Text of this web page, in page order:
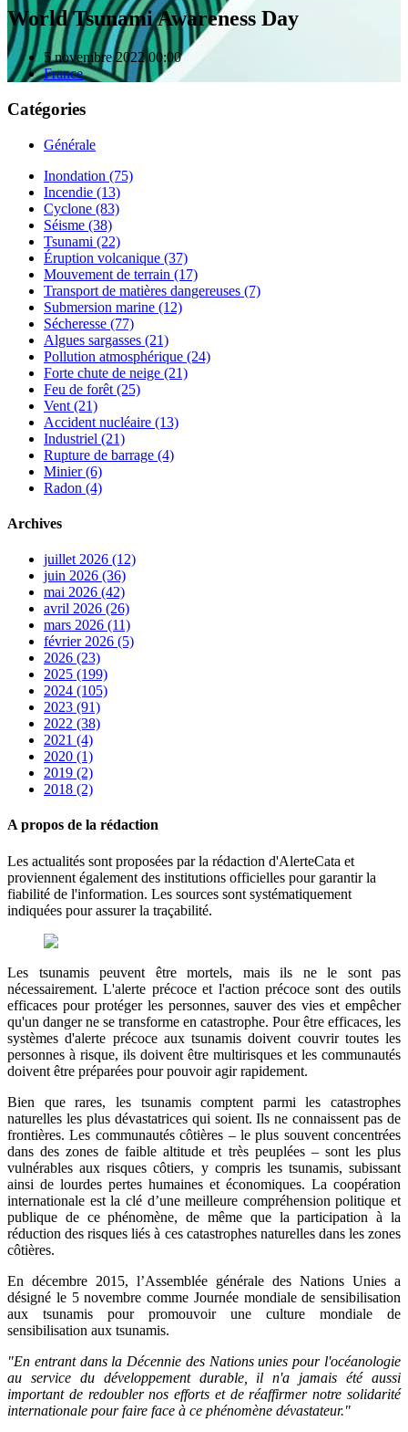
World Tsunami Awareness Day
5 novembre 2022 00:00
France
Catégories
Générale
Inondation (75)
Incendie (13)
Cyclone (83)
Séisme (38)
Tsunami (22)
Éruption volcanique (37)
Mouvement de terrain (17)
Transport de matières dangereuses (7)
Submersion marine (12)
Sécheresse (77)
Algues sargasses (21)
Pollution atmosphérique (24)
Forte chute de neige (21)
Feu de forêt (25)
Vent (21)
Accident nucléaire (13)
Industriel (21)
Rupture de barrage (4)
Minier (6)
Radon (4)
Archives
juillet 2026 (12)
juin 2026 (36)
mai 2026 (42)
avril 2026 (26)
mars 2026 (11)
février 2026 (5)
2026 (23)
2025 (199)
2024 (105)
2023 (91)
2022 (38)
2021 (4)
2020 (1)
2019 (2)
2018 (2)
A propos de la rédaction
Les actualités sont proposées par la rédaction d'AlerteCata et
proviennent également des institutions officielles pour garantir la
fiabilité de l'information. Les sources sont systématiquement
indiquées pour assurer la traçabilité.
Les tsunamis peuvent être mortels, mais ils ne le sont pas
nécessairement. L'alerte précoce et l'action précoce sont des outils
efficaces pour protéger les personnes, sauver des vies et empêcher
qu'un danger ne se transforme en catastrophe. Pour être efficaces, les
systèmes d'alerte précoce aux tsunamis doivent couvrir toutes les
personnes à risque, ils doivent être multirisques et les communautés
doivent être préparées pour pouvoir agir rapidement.
Bien que rares, les tsunamis comptent parmi les catastrophes
naturelles les plus dévastatrices qui soient. Ils ne connaissent pas de
frontières. Les communautés côtières – le plus souvent concentrées
dans des zones de faible altitude et très peuplées – sont les plus
vulnérables aux risques côtiers, y compris les tsunamis, subissant
ainsi de lourdes pertes humaines et économiques. La coopération
internationale est la clé d’une meilleure compréhension politique et
publique de ce phénomène, de même que la participation à la
réduction des risques liés à ces catastrophes naturelles dans les zones
côtières.
En décembre 2015, l’Assemblée générale des Nations Unies a
désigné le 5 novembre comme Journée mondiale de sensibilisation
aux tsunamis pour promouvoir une culture mondiale de
sensibilisation aux tsunamis.
"En entrant dans la Décennie des Nations unies pour l'océanologie
au service du développement durable, il n'a jamais été aussi
important de redoubler nos efforts et de réaffirmer notre solidarité
internationale pour faire face à ce phénomène dévastateur."